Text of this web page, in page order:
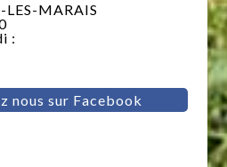
MARAIS
:
nous sur Facebook